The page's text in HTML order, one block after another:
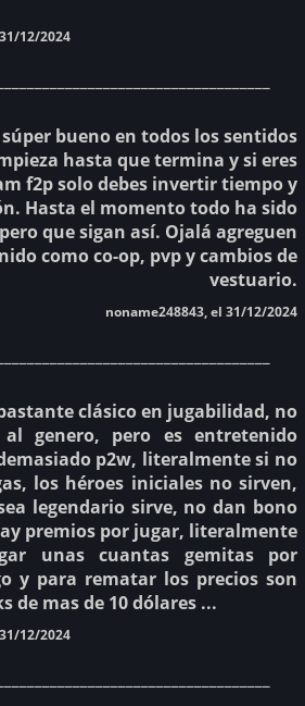
12/2024
bueno en todos los sentidos
hasta que termina y si eres
f2p solo debes invertir tiempo y
Hasta el momento todo ha sido
que sigan así. Ojalá agreguen
como co-op, pvp y cambios de
vestuario.
noname248843, el 31/12/2024
clásico en jugabilidad, no
genero, pero es entretenido
p2w, literalmente si no
los héroes iniciales no sirven,
legendario sirve, no dan bono
premios por jugar, literalmente
unas cuantas gemitas por
y para rematar los precios son
de mas de 10 dólares ...
12/2024